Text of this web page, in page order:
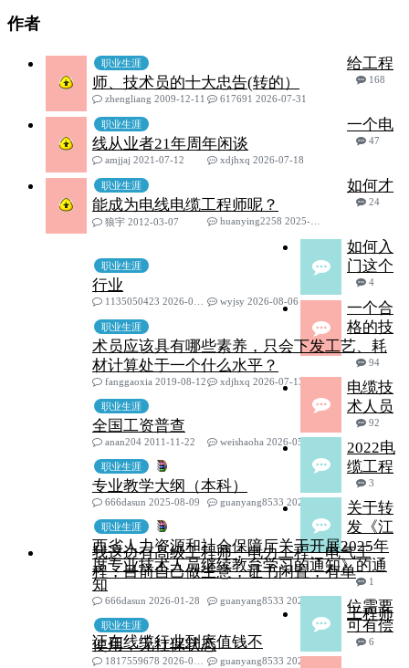
作者
职业生涯
给工程
师、技术员的十大忠告(转的）
168
zhengliang 2009-12-11
617691 2026-07-31
职业生涯
一个电
线从业者21年周年闲谈
47
amjjaj 2021-07-12
xdjhxq 2026-07-18
职业生涯
如何才
能成为电线电缆工程师呢？
24
狼宇 2012-03-07
huanying2258 2025-09-08
职业生涯
如何入
门这个
行业
4
1135050423 2026-06-12
wyjsy 2026-08-06
职业生涯
一个合
格的技
术员应该具有哪些素养，只会下发工艺、耗
材计算处于一个什么水平？
94
fanggaoxia 2019-08-12
xdjhxq 2026-07-13
职业生涯
电缆技
术人员
全国工资普查
92
anan204 2011-11-22
weishaoha 2026-05-28
职业生涯
2022电
缆工程
专业教学大纲（本科）
3
666dasun 2025-08-09
guanyang8533 2026-05-22
职业生涯
关于转
发《江
西省人力资源和社会保障厅关于开展2025年
度专业技术人员继续教育学习的通知》的通
知
1
666dasun 2026-01-28
guanyang8533 2026-05-22
职业生涯
我这边有高级工程师；电力工程、电气工
程，目前自己做生意，证书闲置，有单
位需要
可有偿
使用，无社保状态
6
1817559678 2026-01-28
guanyang8533 2026-05-22
工程师
证在线缆行业到底值钱不